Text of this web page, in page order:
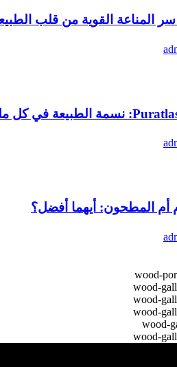
المناعة القوية من قلب
أم المطحون: أيهما أفضل؟